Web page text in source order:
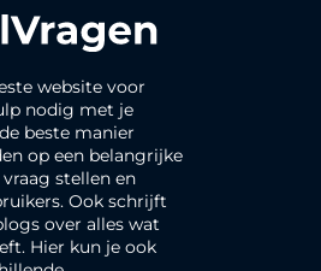
website voor
nodig met je
beste manier
op een belangrijke
stellen en
Ook schrijft
over alles wat
Hier kun je ook